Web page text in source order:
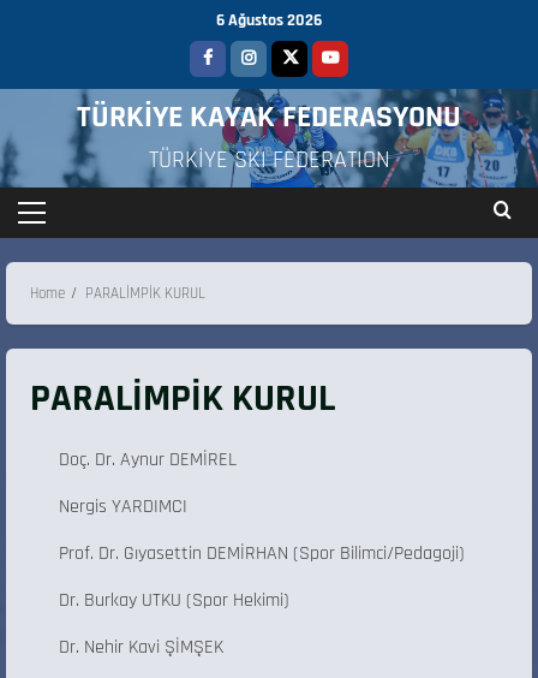
6 Ağustos 2026
TÜRKİYE KAYAK FEDERASYONU
TÜRKİYE SKI FEDERATION
Home PARALİMPİK KURUL
PARALİMPİK KURUL
Doç. Dr. Aynur DEMİREL
Nergis YARDIMCI
Prof. Dr. Gıyasettin DEMİRHAN (Spor Bilimci/Pedagoji)
Dr. Burkay UTKU (Spor Hekimi)
Dr. Nehir Kavi ŞİMŞEK